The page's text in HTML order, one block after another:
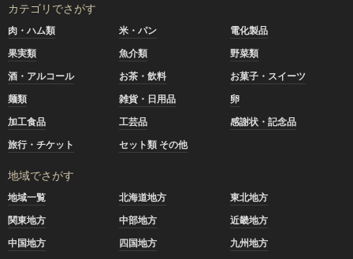
カテゴリでさがす
肉・ハム類 米・パン
電化製品
果実類
魚介類
野菜類
酒・アルコール
お茶・飲料
お菓子・スイーツ
麺類
雑貨・日用品
卵
加工食品
工芸品
感謝状・記念品
旅行・チケット
セット類 その他
地域でさがす
地域一覧 北海道地方
東北地方
関東地方
中部地方
近畿地方
中国地方
四国地方 九州地方